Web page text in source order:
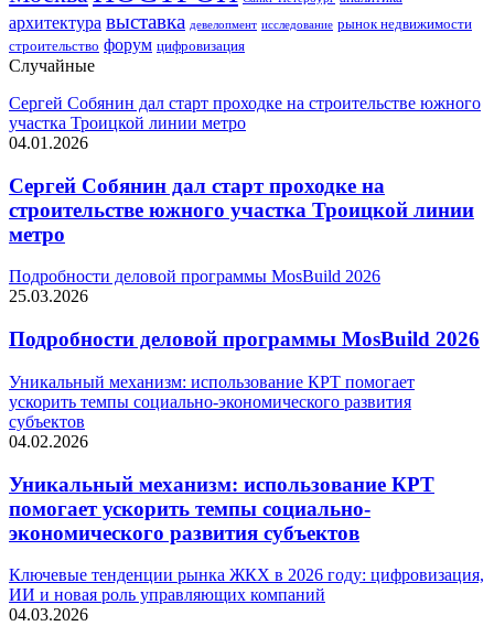
архитектура выставка девелопмент исследование рынок недвижимости
строительство форум цифровизация
Случайные
Сергей Собянин дал старт проходке на строительстве южного
участка Троицкой линии метро
04.01.2026
Сергей Собянин дал старт проходке на
строительстве южного участка Троицкой линии
метро
Подробности деловой программы MosBuild 2026
25.03.2026
Подробности деловой программы MosBuild 2026
Уникальный механизм: использование КРТ помогает
ускорить темпы социально-экономического развития
субъектов
04.02.2026
Уникальный механизм: использование КРТ
помогает ускорить темпы социально-
экономического развития субъектов
Ключевые тенденции рынка ЖКХ в 2026 году: цифровизация,
ИИ и новая роль управляющих компаний
04.03.2026